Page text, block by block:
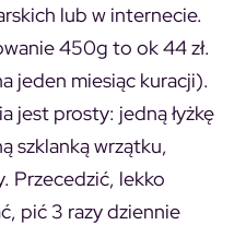
lub w internecie.
450g to ok 44 zł.
jeden miesiąc kuracji).
jest prosty: jedną łyżkę
szklanką wrzątku,
Przecedzić, lekko
pić 3 razy dziennie